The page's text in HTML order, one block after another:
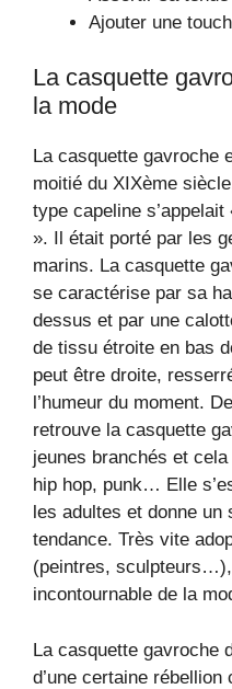
Ajouter une
La casquette
la mode
La casquette gavroche
moitié du XIXème
type capeline
». Il était porté par les
marins. La casquette
se caractérise par sa
dessus et par une
de tissu étroite en bas
peut être droite,
l’humeur du moment.
retrouve la casquette
jeunes branchés et
hip hop, punk… Elle
les adultes et donne
tendance. Très vite
(peintres,
incontournable de la
La casquette gavroche
d’une certaine rébellion